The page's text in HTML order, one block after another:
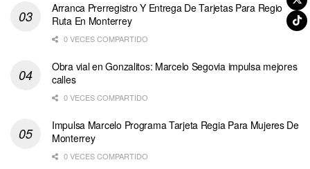
Arranca Prerregistro Y Entrega De Tarjetas Para Regio
Ruta En Monterrey
0 VECES COMPARTIDO
Obra vial en Gonzalitos: Marcelo Segovia impulsa mejores
calles
0 VECES COMPARTIDO
Impulsa Marcelo Programa Tarjeta Regia Para Mujeres De
Monterrey
0 VECES COMPARTIDO